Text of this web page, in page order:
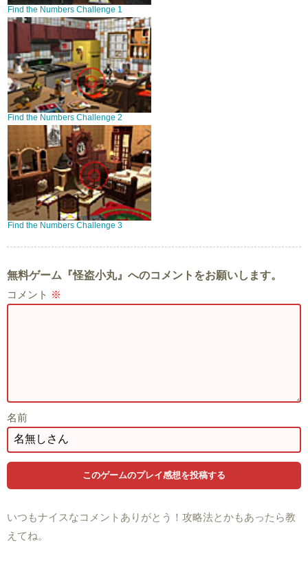
Find the Numbers Challenge 1
Find the Numbers Challenge 2
Find the Numbers Challenge 3
無料ゲーム『怪盗小丸』へのコメントをお願いします。
コメント ※
名前
いつもナイスなコメントありがとう！攻略法とかもあったら教
えてね。